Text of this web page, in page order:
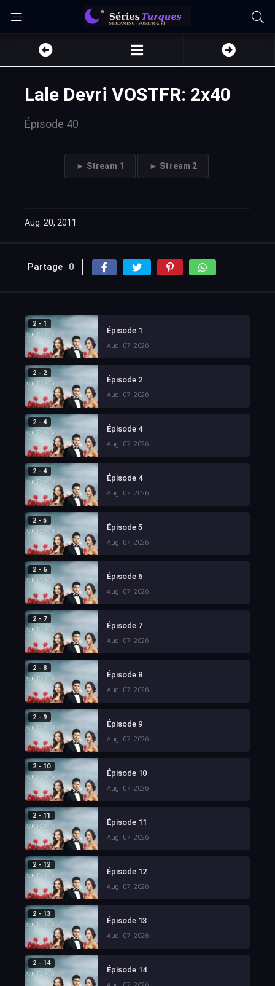
Lale Devri VOSTFR: 2x40
Épisode 40
► Stream 1 ► Stream 2
Aug. 20, 2011
Partage 0
2 - 1
Épisode 1
Aug. 07, 2026
2 - 2
Épisode 2
Aug. 07, 2026
2 - 4
Épisode 4
Aug. 07, 2026
2 - 4
Épisode 4
Aug. 07, 2026
2 - 5
Épisode 5
Aug. 07, 2026
2 - 6
Épisode 6
Aug. 07, 2026
2 - 7
Épisode 7
Aug. 07, 2026
2 - 8
Épisode 8
Aug. 07, 2026
2 - 9
Épisode 9
Aug. 07, 2026
2 - 10
Épisode 10
Aug. 07, 2026
2 - 11
Épisode 11
Aug. 07, 2026
2 - 12
Épisode 12
Aug. 07, 2026
2 - 13
Épisode 13
Aug. 07, 2026
2 - 14
Épisode 14